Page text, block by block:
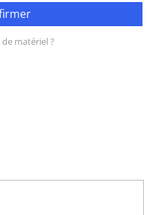
matériel ?